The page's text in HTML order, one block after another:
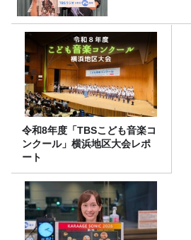
令和8年度「TBSこども音楽コ
ンクール」横浜地区大会レポ
ート